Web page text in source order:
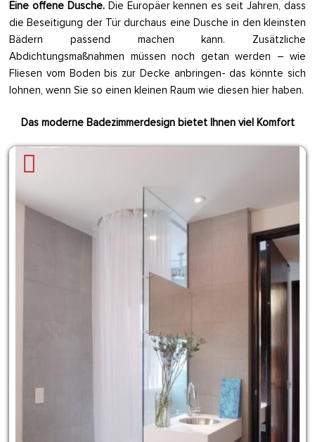
Eine offene Dusche. Die Europäer kennen es seit Jahren, dass
die Beseitigung der Tür durchaus eine Dusche in den kleinsten
Bädern passend machen kann. Zusätzliche
Abdichtungsmaßnahmen müssen noch getan werden – wie
Fliesen vom Boden bis zur Decke anbringen- das könnte sich
lohnen, wenn Sie so einen kleinen Raum wie diesen hier haben.
Das moderne Badezimmerdesign bietet Ihnen viel Komfort